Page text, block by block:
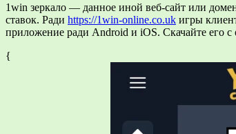
1win зеркало — данное иной веб-сайт или
ставок. Ради https://1win-online.co.uk игры
приложение ради Android и iOS. Скачайте его с
{